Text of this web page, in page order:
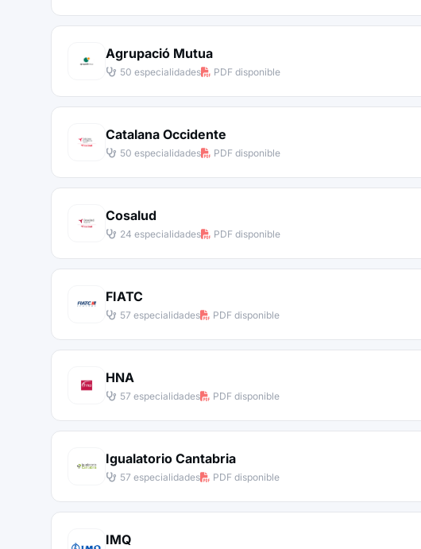
Agrupació Mutua
50 especialidades PDF disponible
Catalana Occidente
50 especialidades PDF disponible
Cosalud
24 especialidades PDF disponible
FIATC
57 especialidades PDF disponible
HNA
57 especialidades PDF disponible
Igualatorio Cantabria
57 especialidades PDF disponible
IMQ